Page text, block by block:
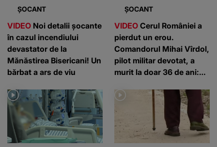
ȘOCANT
VIDEO Noi detalii șocante
în cazul incendiului
devastator de la
Mănăstirea Bisericani! Un
bărbat a ars de viu
ȘOCANT
VIDEO Cerul României a
pierdut un erou.
Comandorul Mihai Vîrdol,
pilot militar devotat, a
murit la doar 36 de ani: